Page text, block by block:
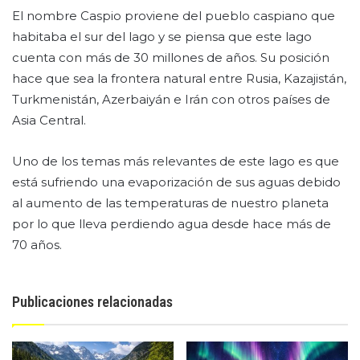
El nombre Caspio proviene del pueblo caspiano que
habitaba el sur del lago y se piensa que este lago
cuenta con más de 30 millones de años. Su posición
hace que sea la frontera natural entre Rusia, Kazajistán,
Turkmenistán, Azerbaiyán e Irán con otros países de
Asia Central.
Uno de los temas más relevantes de este lago es que
está sufriendo una evaporización de sus aguas debido
al aumento de las temperaturas de nuestro planeta
por lo que lleva perdiendo agua desde hace más de
70 años.
Publicaciones relacionadas